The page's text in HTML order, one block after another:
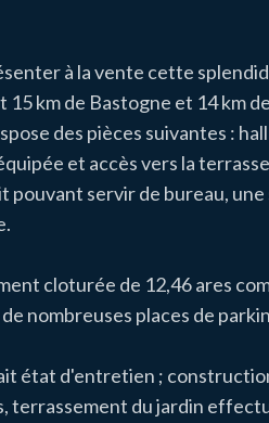
à la vente cette
km de Bastogne et 14 km
des pièces suivantes :
et accès vers la
pouvant servir de bureau, une
cloturée de 12,46 ares
nombreuses places de
état d'entretien ;
terrassement du jardin